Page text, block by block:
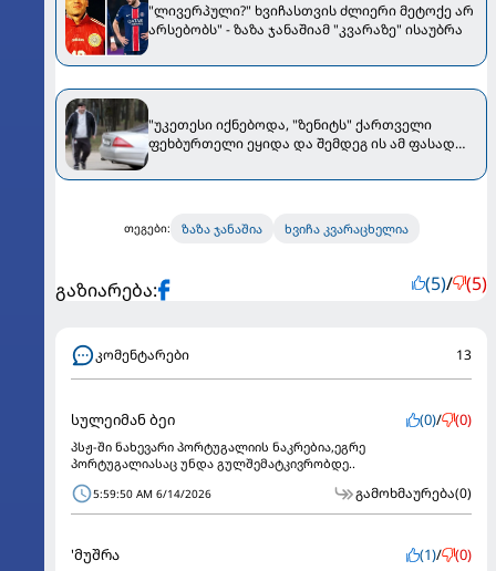
"ლივერპული?" ხვიჩასთვის ძლიერი მეტოქე არ
არსებობს" - ზაზა ჯანაშიამ "კვარაზე" ისაუბრა
"უკეთესი იქნებოდა, "ზენიტს" ქართველი
ფეხბურთელი ეყიდა და შემდეგ ის ამ ფასად
არ მოუეწონა
თეგები: ზაზა ჯანაშია ხვიჩა კვარაცხელია
გაზიარება: (5)/ (5)
კომენტარები 13
სულეიმან ბეი (0)/ (0)
პსჟ-ში ნახევარი პორტუგალიის ნაკრებია,ეგრე
პორტუგალიასაც უნდა გულშემატკივრობდე..
5:59:50 AM 6/14/2026 გამოხმაურება(0)
'მუშრა (1)/ (0)